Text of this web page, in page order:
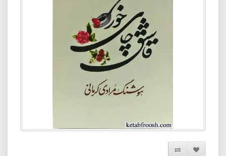
افزودن به لیست دلخواه
مقایسه این محصول